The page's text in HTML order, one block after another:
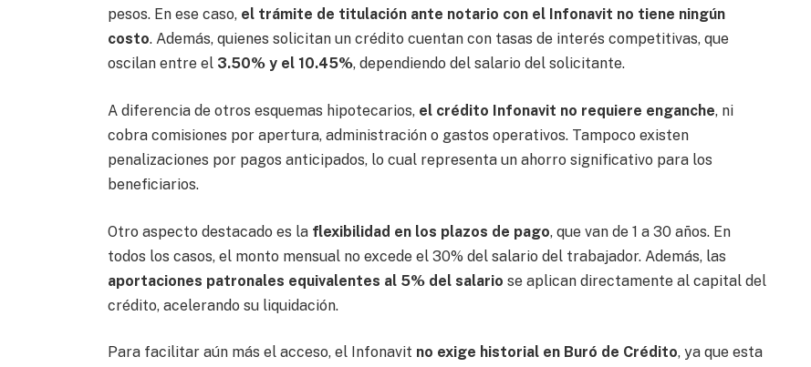
pesos. En ese caso, el trámite de titulación ante notario con el Infonavit no tiene ningún
costo. Además, quienes solicitan un crédito cuentan con tasas de interés competitivas, que
oscilan entre el 3.50% y el 10.45%, dependiendo del salario del solicitante.
A diferencia de otros esquemas hipotecarios, el crédito Infonavit no requiere enganche, ni
cobra comisiones por apertura, administración o gastos operativos. Tampoco existen
penalizaciones por pagos anticipados, lo cual representa un ahorro significativo para los
beneficiarios.
Otro aspecto destacado es la flexibilidad en los plazos de pago, que van de 1 a 30 años. En
todos los casos, el monto mensual no excede el 30% del salario del trabajador. Además, las
aportaciones patronales equivalentes al 5% del salario se aplican directamente al capital del
crédito, acelerando su liquidación.
Para facilitar aún más el acceso, el Infonavit no exige historial en Buró de Crédito, ya que esta